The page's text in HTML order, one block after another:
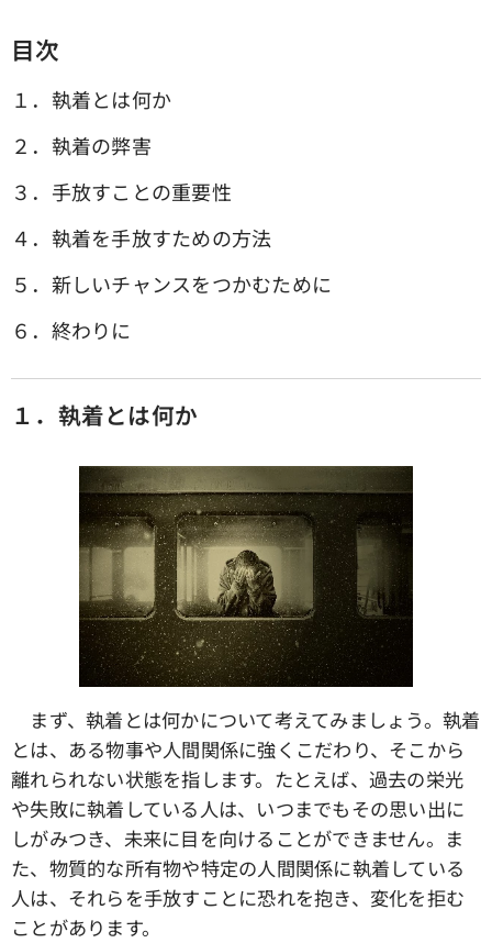
目次
１．執着とは何か
２．執着の弊害
３．手放すことの重要性
４．執着を手放すための方法
５．新しいチャンスをつかむために
６．終わりに
１．執着とは何か
まず、執着とは何かについて考えてみましょう。執着
とは、ある物事や人間関係に強くこだわり、そこから
離れられない状態を指します。たとえば、過去の栄光
や失敗に執着している人は、いつまでもその思い出に
しがみつき、未来に目を向けることができません。ま
た、物質的な所有物や特定の人間関係に執着している
人は、それらを手放すことに恐れを抱き、変化を拒む
ことがあります。